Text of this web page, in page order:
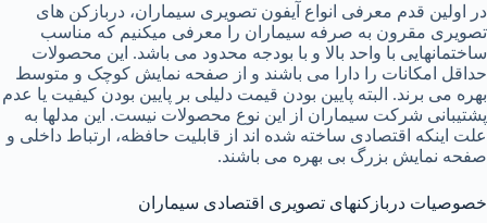
در اولین قدم معرفی انواع آیفون تصویری سیماران، دربازکن های
تصویری مقرون به صرفه سیماران را معرفی میکنیم که مناسب
ساختمانهایی با واحد بالا و با بودجه محدود می باشد. این محصولات
حداقل امکانات را دارا می باشند و از صفحه نمایش کوچک و متوسط
بهره می برند. البته پایین بودن قیمت دلیلی بر پایین بودن کیفیت یا عدم
پشتیبانی شرکت سیماران از این نوع محصولات نیست. این مدلها به
علت اینکه اقتصادی ساخته شده اند از قابلیت حافظه، ارتباط داخلی و
صفحه نمایش بزرگ بی بهره می باشند.
خصوصیات دربازکنهای تصویری اقتصادی سیماران